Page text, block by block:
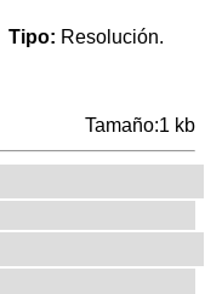
Tipo: Resolución.
Tamaño:1 kb